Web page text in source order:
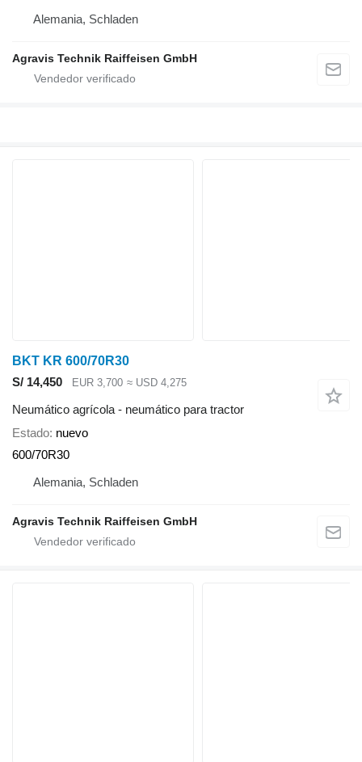
Alemania, Schladen
Agravis Technik Raiffeisen GmbH
BKT KR 600/70R30
S/ 14,450
EUR 3,700 ≈ USD 4,275
Neumático agrícola - neumático para tractor
Estado nuevo
600/70R30
Alemania, Schladen
Agravis Technik Raiffeisen GmbH